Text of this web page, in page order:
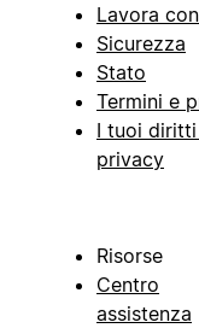
Lavora
Sicurezza
Stato
Termini e
I tuoi diritti
privacy
Risorse
Centro
assistenza